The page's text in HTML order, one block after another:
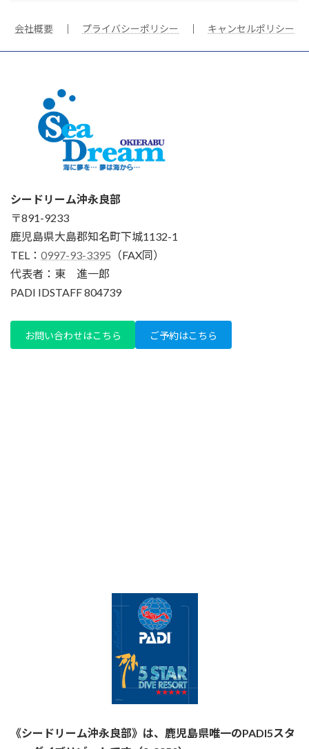
会社概要 プライバシーポリシー キャンセルポリシー
シードリーム沖永良部
〒891-9233
鹿児島県大島郡知名町下城1132-1
TEL： 0997-93-3395 （FAX同）
代表者：東 進一郎
PADI IDSTAFF 804739
お問い合わせはこちら ご予約はこちら
《シードリーム沖永良部》は、鹿児島県唯一のPADI5スタ